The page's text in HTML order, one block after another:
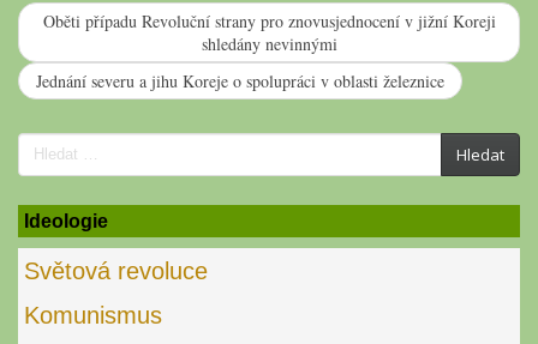
Oběti případu Revoluční strany pro znovusjednocení v jižní Koreji
shledány nevinnými
Jednání severu a jihu Koreje o spolupráci v oblasti železnice
Search
for:
Hledat
Ideologie
Světová revoluce
Komunismus